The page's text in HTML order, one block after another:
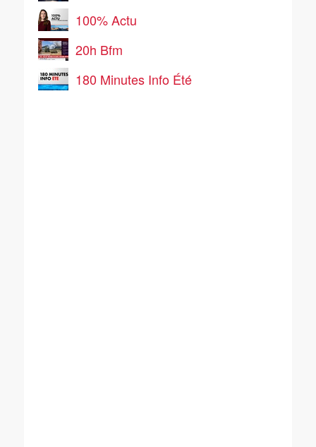
100% Actu
20h Bfm
180 Minutes Info Été